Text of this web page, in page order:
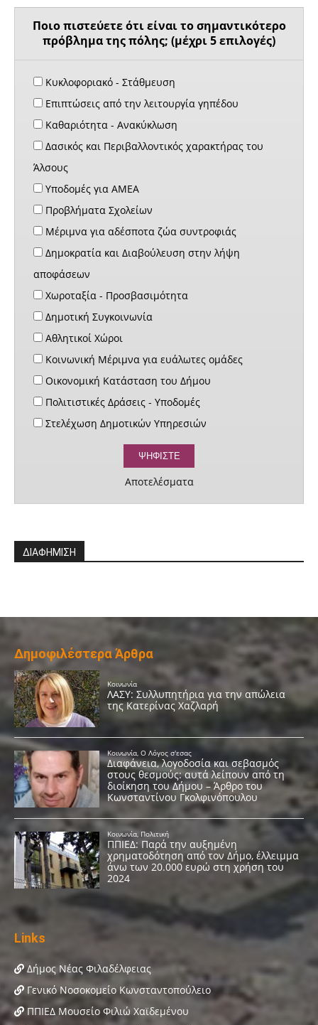
Ποιο πιστεύετε ότι είναι το σημαντικότερο
πρόβλημα της πόλης; (μέχρι 5 επιλογές)
Κυκλοφοριακό - Στάθμευση
Επιπτώσεις από την λειτουργία γηπέδου
Καθαριότητα - Ανακύκλωση
Δασικός και Περιβαλλοντικός χαρακτήρας του
Άλσους
Υποδομές για ΑΜΕΑ
Προβλήματα Σχολείων
Μέριμνα για αδέσποτα ζώα συντροφιάς
Δημοκρατία και Διαβούλευση στην λήψη
αποφάσεων
Χωροταξία - Προσβασιμότητα
Δημοτική Συγκοινωνία
Αθλητικοί Χώροι
Κοινωνική Μέριμνα για ευάλωτες ομάδες
Οικονομική Κατάσταση του Δήμου
Πολιτιστικές Δράσεις - Υποδομές
Στελέχωση Δημοτικών Υπηρεσιών
Αποτελέσματα
ΔΙΑΦΗΜΙΣΗ
Δημοφιλέστερα Άρθρα
Links
Δήμος Νέας Φιλαδέλφειας
Γενικό Νοσοκομείο Κωνσταντοπούλειο
ΠΠΙΕΔ Μουσείο Φιλιώ Χαϊδεμένου